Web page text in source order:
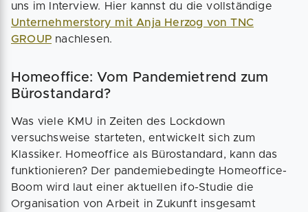
uns im Interview. Hier kannst du die vollständige
Unternehmerstory mit Anja Herzog von TNC
GROUP nachlesen.
Homeoffice: Vom Pandemietrend zum
Bürostandard?
Was viele KMU in Zeiten des Lockdown
versuchsweise starteten, entwickelt sich zum
Klassiker. Homeoffice als Bürostandard, kann das
funktionieren? Der pandemiebedingte Homeoffice-
Boom wird laut einer aktuellen ifo-Studie die
Organisation von Arbeit in Zukunft insgesamt